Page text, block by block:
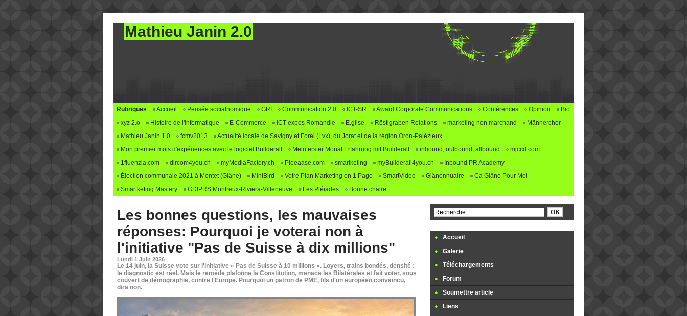
Mathieu Janin 2.0
Rubriques Accueil Pensée socialnomique GRI Communication 2.0 ICT-SR Award Corporate Communications Conférences Opinion
Bio
xyz 2.o
Histoire de l'informatique E-Commerce ICT expos Romandie E.glise Röstigraben Relations marketing non marchand
Männerchor
Mathieu Janin 1.0
fcmv2013
Actualité locale de Savigny et Forel (Lvx), du Jorat et de la région Oron-Palézieux
Mon premier mois d'expériences avec le logiciel Builderall
Mein erster Monat Erfahrung mit Builderall inbound, outbound, allbound
mjccd.com
1fluenzia.com
dircom4you.ch myMediaFactory.ch Pleeaase.com smartketing myBuilderall4you.ch
Inbound PR Academy
Élection communale 2021 à Montet (Glâne)
MintBird Votre Plan Marketing en 1 Page SmartVideo Glânennuaire
Ça Glâne Pour Moi
Smartketing Mastery
GDIPRS Montreux-Riviera-Villeneuve Les Pléiades Bonne chaire
Les bonnes questions, les mauvaises
réponses: Pourquoi je voterai non à
l'initiative "Pas de Suisse à dix millions"
Lundi 1 Juin 2026
Le 14 juin, la Suisse vote sur l'initiative « Pas de Suisse à 10 millions ». Loyers, trains bondés, densité :
le diagnostic est réel. Mais le remède plafonne la Constitution, menace les Bilatérales et fait voter, sous
couvert de démographie, contre l'Europe. Pourquoi un patron de PME, fils d'un européen convaincu,
dira non.
Accueil
Galerie
Téléchargements
Forum
Soumettre article
Liens